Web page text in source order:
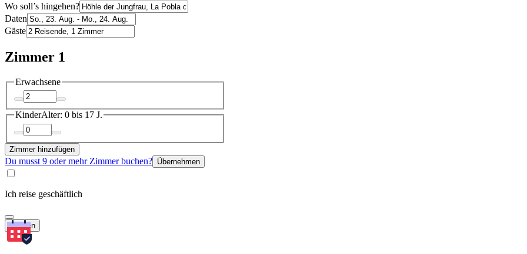
Wo soll’s hingehen?
Daten
Gäste
Zimmer 1
Erwachsene
KinderAlter: 0 bis 17 J.
Zimmer hinzufügen
Du musst 9 oder mehr Zimmer buchen? Übernehmen
Ich reise geschäftlich
Suchen